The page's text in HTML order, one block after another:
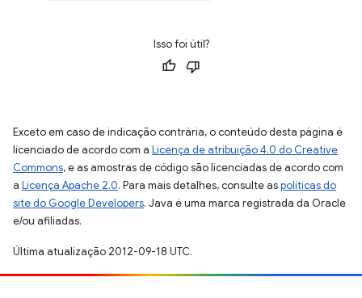
Isso foi útil?
Exceto em caso de indicação contrária, o conteúdo desta página é
licenciado de acordo com a Licença de atribuição 4.0 do Creative
Commons, e as amostras de código são licenciadas de acordo com
a Licença Apache 2.0. Para mais detalhes, consulte aspolíticas do
site do Google Developers. Java é uma marca registrada da Oracle
e/ou afiliadas.
Última atualização 2012-09-18 UTC.